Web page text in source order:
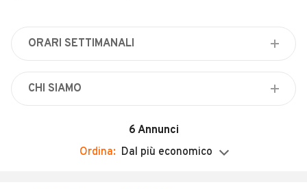
Concessionari
ORARI SETTIMANALI
Chiuso
Martedì
CHI SIAMO
6 Annunci
Ordina: Dal più economico